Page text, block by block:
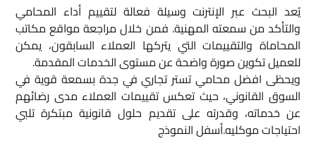
يُعد البحث عبر الإنترنت وسيلة فعالة لتقييم أداء المحامي
والتأكد من سمعته المهنية. فمن خلال مراجعة مواقع مكاتب
المحاماة والتقييمات التي يتركها العملاء السابقون، يمكن
للعميل تكوين صورة واضحة عن مستوى الخدمات المقدمة.
ويحظى افضل محامي تستر تجاري في جدة بسمعة قوية في
السوق القانوني، حيث تعكس تقييمات العملاء مدى رضائهم
عن خدماته، وقدرته على تقديم حلول قانونية مبتكرة تلبي
احتياجات موكليه.أسفل النموذج